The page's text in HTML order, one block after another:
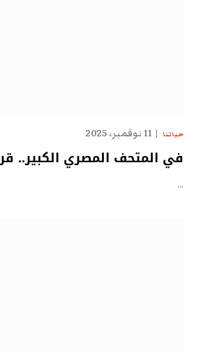
حياتنا 11 نوفمبر، 2025
في المتحف المصري الكبير..
…